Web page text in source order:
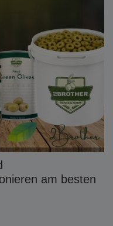
am besten